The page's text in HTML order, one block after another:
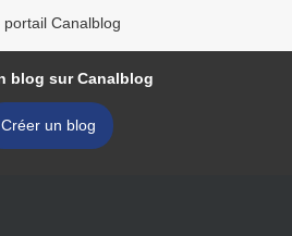
Canalblog
blog sur Canalblog
Créer un blog